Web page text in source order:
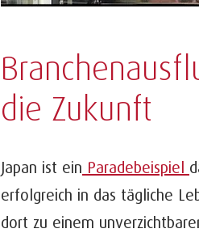
die Zukunft
Japan ist ein Paradebeispiel
erfolgreich in das tägliche
dort zu einem